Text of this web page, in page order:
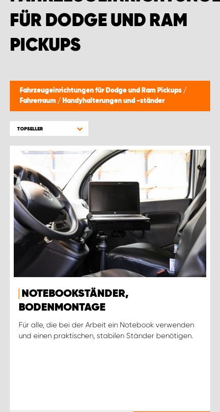
FÜR DODGE UND RAM
PICKUPS
Fahrzeugeinrichtungen für Dodge und Ram Pickups /
Fahrerraum / Handyhalterungen und -ständer
TOPSELLER
NOTEBOOKSTÄNDER,
BODENMONTAGE
Für alle, die bei der Arbeit ein Notebook verwenden
und einen praktischen, stabilen Ständer benötigen.
MONTAGEPARTNER WIEN 1230